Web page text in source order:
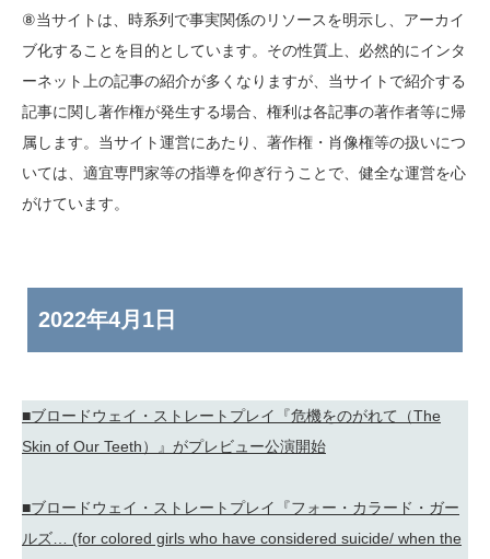
⑧当サイトは、時系列で事実関係のリソースを明示し、アーカイ
ブ化することを目的としています。その性質上、必然的にインタ
ーネット上の記事の紹介が多くなりますが、当サイトで紹介する
記事に関し著作権が発生する場合、権利は各記事の著作者等に帰
属します。当サイト運営にあたり、著作権・肖像権等の扱いにつ
いては、適宜専門家等の指導を仰ぎ行うことで、健全な運営を心
がけています。
2022年4月1日
■ブロードウェイ・ストレートプレイ『危機をのがれて（The
Skin of Our Teeth）』がプレビュー公演開始
■ブロードウェイ・ストレートプレイ『フォー・カラード・ガー
ルズ… (for colored girls who have considered suicide/ when the